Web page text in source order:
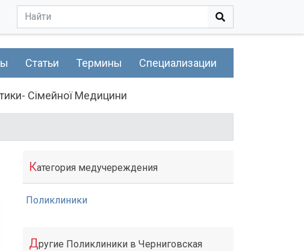
Статьи Термины Специализации
Сімейної Медицини
Категория медучереждения
Поликлиники
Другие Поликлиники в Черниговская